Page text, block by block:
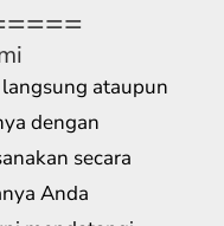
ataupun
dengan
secara
Anda